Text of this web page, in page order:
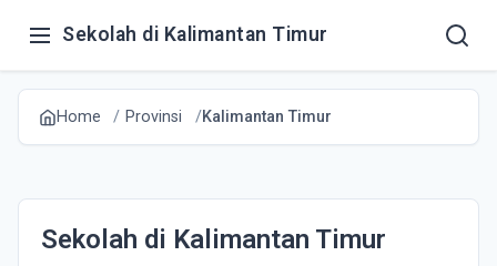
Sekolah di Kalimantan Timur
Home Provinsi Kalimantan Timur
Sekolah di Kalimantan Timur